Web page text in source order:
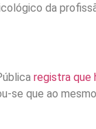
da
registra que
se que ao